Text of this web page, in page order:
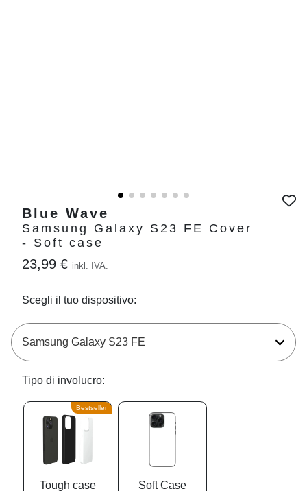
Blue Wave
Samsung Galaxy S23 FE Cover
- Soft case
23,99 € inkl. IVA.
Scegli il tuo dispositivo:
Tipo di involucro:
Bestseller
Tough case
Soft Case